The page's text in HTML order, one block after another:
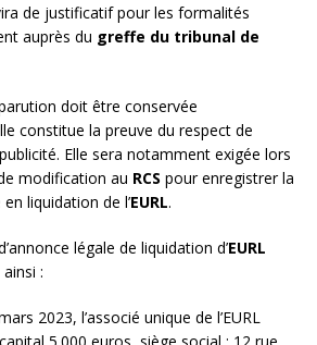
de justificatif pour les formalités
auprès du greffe du tribunal de
doit être conservée
constitue la preuve du respect de
Elle sera notamment exigée lors
modification au RCS pour enregistrer la
liquidation de l’EURL.
légale de liquidation d’EURL
:
2023, l’associé unique de l’EURL